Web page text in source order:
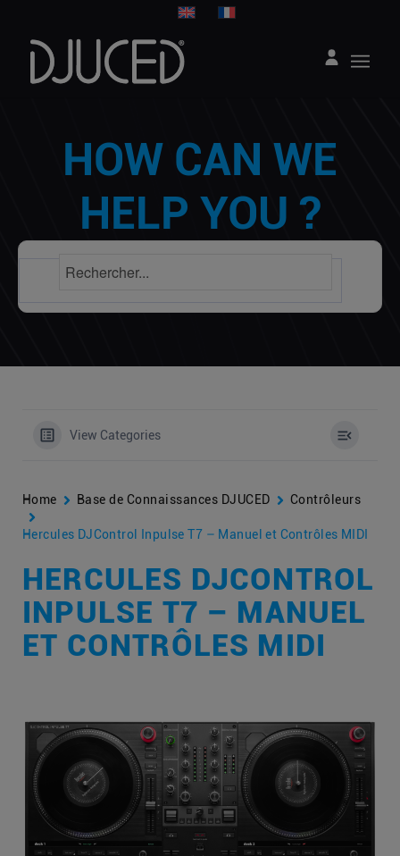
HOW CAN WE
HELP YOU ?
View Categories
Home Base de Connaissances DJUCED Contrôleurs
Hercules DJControl Inpulse T7 – Manuel et Contrôles MIDI
HERCULES DJCONTROL
INPULSE T7 – MANUEL
ET CONTRÔLES MIDI